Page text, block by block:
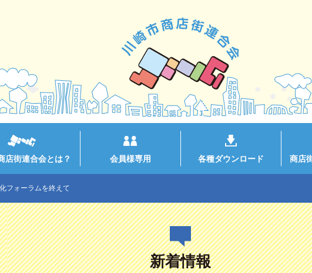
店街連合会とは？ 会員様専用 各種ダウンロード 商店
フォーラムを終えて
新着情報